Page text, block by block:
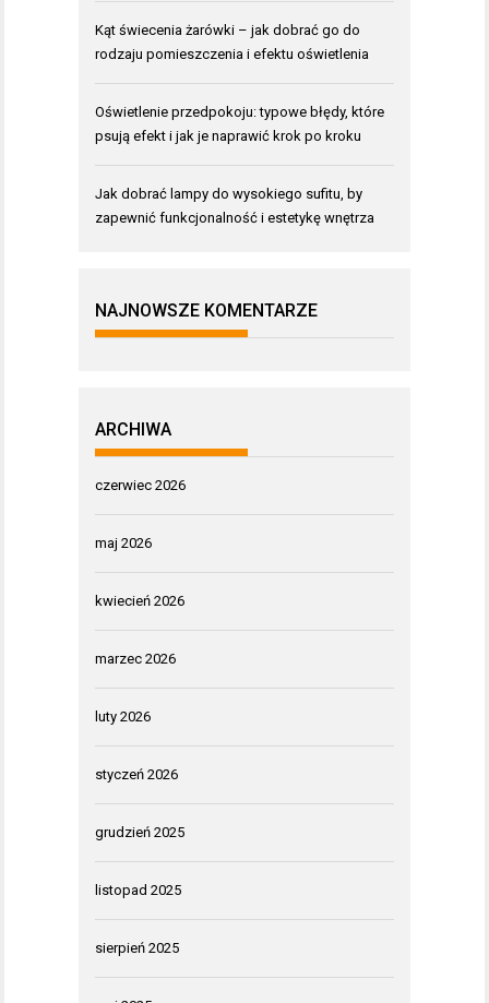
Kąt świecenia żarówki – jak dobrać go do
rodzaju pomieszczenia i efektu oświetlenia
Oświetlenie przedpokoju: typowe błędy, które
psują efekt i jak je naprawić krok po kroku
Jak dobrać lampy do wysokiego sufitu, by
zapewnić funkcjonalność i estetykę wnętrza
NAJNOWSZE KOMENTARZE
ARCHIWA
czerwiec 2026
maj 2026
kwiecień 2026
marzec 2026
luty 2026
styczeń 2026
grudzień 2025
listopad 2025
sierpień 2025